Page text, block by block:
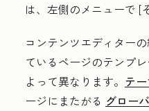
は、左側のメニューで [
コンテンツエディター
ているページのテンプ
よって異なります。 テ
ージにまたがる グロー